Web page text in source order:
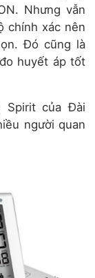
Nhưng vẫn
chính xác nên
Đó cũng là
huyết áp tốt
Spirit của Đài
người quan